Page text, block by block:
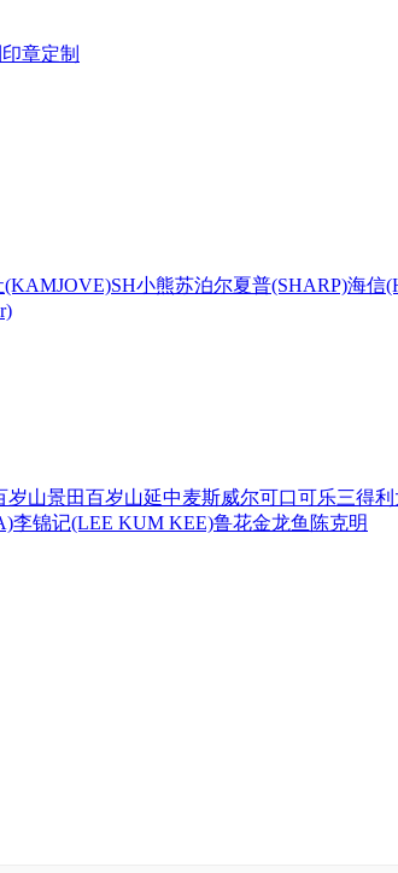
印章定制
(KAMJOVE)SH小熊苏泊尔夏普(SHARP)海信
岁山景田百岁山延中麦斯威尔可口可乐三得利
李锦记(LEE KUM KEE)鲁花金龙鱼 陈克明